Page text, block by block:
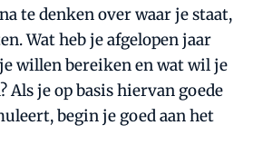
te denken over waar je staat,
Wat heb je afgelopen jaar
willen bereiken en wat wil je
Als je op basis hiervan goede
begin je goed aan het